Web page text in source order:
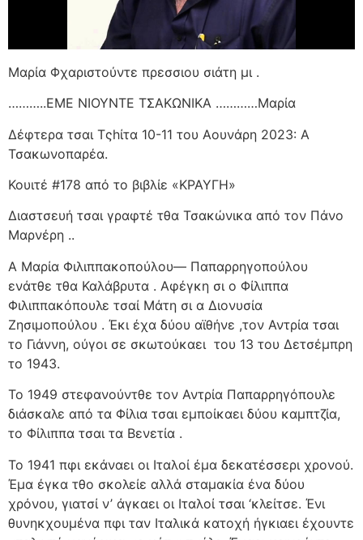
Μαρία Φχαριστούντε πρεσσιου σιάτη μι .
………..ΕΜΕ ΝΙΟΥΝΤΕ ΤΣΑΚΩΝΙΚΑ …………Μαρία
Δέφτερα τσαι Τςhίτα 10-11 του Αουνάρη 2023: Α
Τσακωνοπαρέα.
Κουιτέ #178 από το βιβλίε «ΚΡΑΥΓΗ»
Διαστσευή τσαι γραφτέ τθα Τσακώνικα από τον Πάνο
Μαρνέρη ..
Α Μαρία Φιλιππακοπούλου— Παπαρρηγοπούλου
ενάτθε τθα Καλάβρυτα . Αφέγκη σι ο Φίλιππα
Φιλιππακόπουλε τσαί Μάτη σι α Διονυσία
Ζησιμοπούλου . Έκι έχα δύου αϊθήνε ,τον Αντρία τσαι
το Γιάννη, ούγοι σε σκωτούκαει του 13 του Δετσέμπρη
το 1943.
Το 1949 στεφανούντθε τον Αντρία Παπαρρηγόπουλε
διάσκαλε από τα Φίλια τσαι εμποίκαει δύου καμπτζία,
το Φίλιππα τσαι τα Βενετία .
Το 1941 πφι εκάναει οι Ιταλοί έμα δεκατέσσερι χρονού.
Έμα έγκα τθο σκολείε αλλά σταμακία ένα δύου
χρόνου, γιατσί ν’ άγκαει οι Ιταλοί τσαι ‘κλείτσε. Ένι
θυνηκχουμένα πφι ταν Ιταλικά κατοχή ήγκιαει έχουντε